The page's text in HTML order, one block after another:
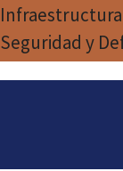
Seguridad y